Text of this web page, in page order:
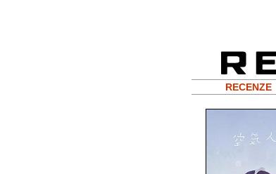
RECENZE